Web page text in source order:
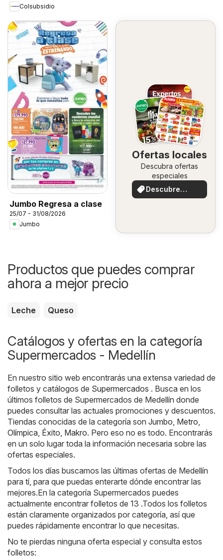
Colsubsidio
Jumbo Regresa a clase
25/07 - 31/08/2026
Jumbo
Ofertas locales
Descubra ofertas
especiales
Descubre
ofertas
Productos que puedes comprar
ahora a mejor precio
Leche Queso
Catálogos y ofertas en la categoría
Supermercados - Medellín
En nuestro sitio web encontrarás una extensa variedad de
folletos y catálogos de Supermercados . Busca en los
últimos folletos de Supermercados de Medellín donde
puedes consultar las actuales promociones y descuentos.
Tiendas conocidas de la categoría son Jumbo Metro
Olímpica Éxito Makro. Pero eso no es todo. Encontrarás
en un solo lugar toda la información necesaria sobre las
ofertas especiales.
Todos los días buscamos las últimas ofertas de Medellín
para tí, para que puedas enterarte dónde encontrar las
mejores.En la categoría Supermercados puedes
actualmente encontrar folletos de 13 .Todos los folletos
están claramente organizados por categoría, así que
puedes rápidamente encontrar lo que necesitas.
No te pierdas ninguna oferta especial y consulta estos
folletos: